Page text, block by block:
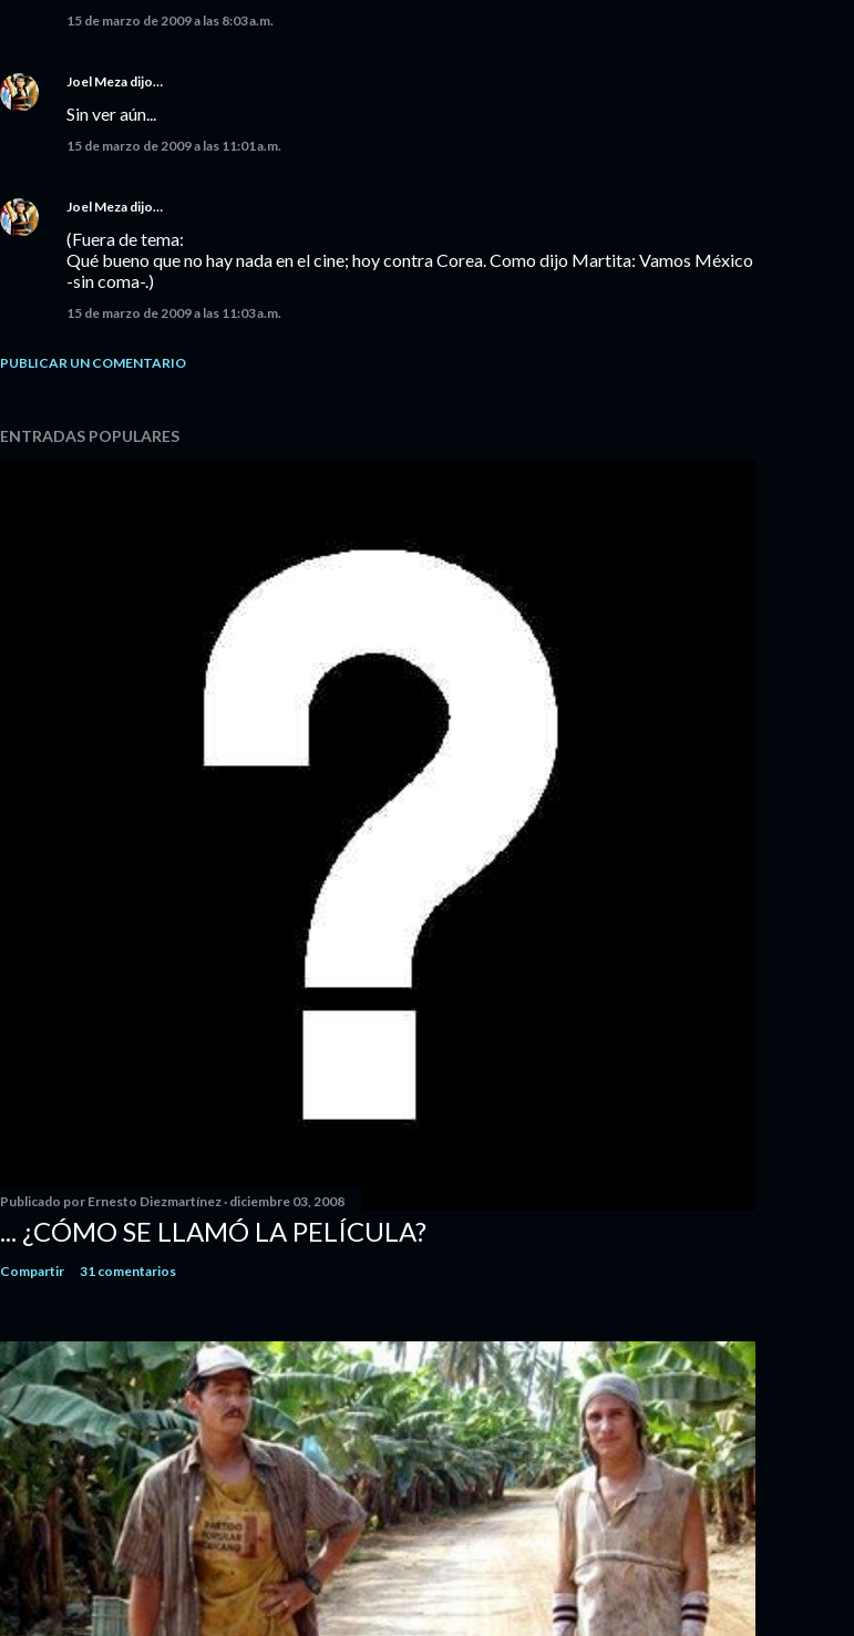
15 de marzo de 2009 a las 8:03 a.m.
Joel Meza dijo…
Sin ver aún...
15 de marzo de 2009 a las 11:01 a.m.
Joel Meza dijo…
(Fuera de tema:
Qué bueno que no hay nada en el cine; hoy contra Corea. Como dijo Martita: Vamos México
-sin coma-.)
15 de marzo de 2009 a las 11:03 a.m.
PUBLICAR UN COMENTARIO
ENTRADAS POPULARES
Publicado por Ernesto Diezmartínez diciembre 03, 2008
... ¿CÓMO SE LLAMÓ LA PELÍCULA?
Compartir 31 comentarios